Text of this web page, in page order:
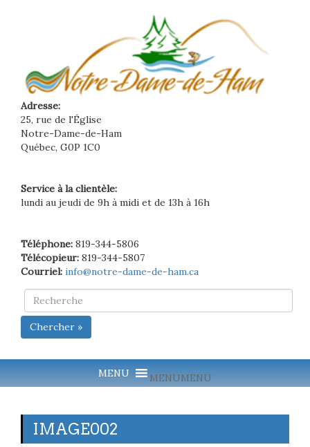
Adresse:
25, rue de l'Église
Notre-Dame-de-Ham
Québec, G0P 1C0
Service à la clientèle:
lundi au jeudi de 9h à midi et de 13h à 16h
Téléphone: 819-344-5806
Télécopieur: 819-344-5807
Courriel: info@notre-dame-de-ham.ca
Chercher »
MENUMENU
IMAGE002